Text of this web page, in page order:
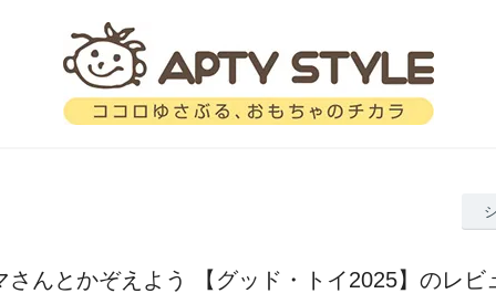
さんとかぞえよう 【グッド・トイ2025】のレビ